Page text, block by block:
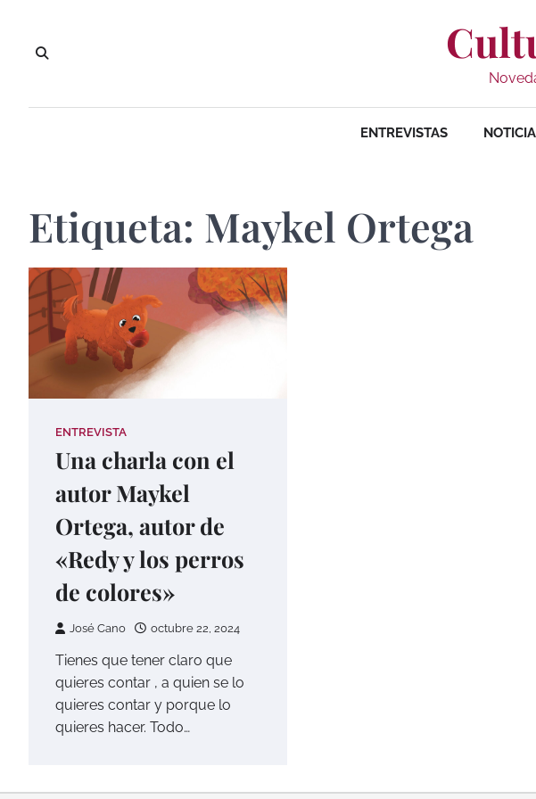
contenido
ENTREVISTAS
Etiqueta: Maykel Ortega
ENTREVISTA
Una charla con el
autor Maykel
Ortega, autor de
«Redy y los perros
de colores»
José Cano octubre 22, 2024
Tienes que tener claro que
quieres contar , a quien se lo
quieres contar y porque lo
quieres hacer. Todo…